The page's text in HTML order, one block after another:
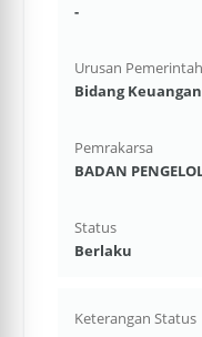
-
Urusan
Bidang Keuangan
Pemrakarsa
BADAN
Status
Berlaku
Keterangan Status